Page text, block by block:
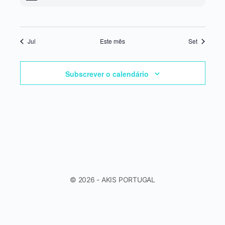
Jul Este mês Set
Subscrever o calendário
© 2026 - AKIS PORTUGAL